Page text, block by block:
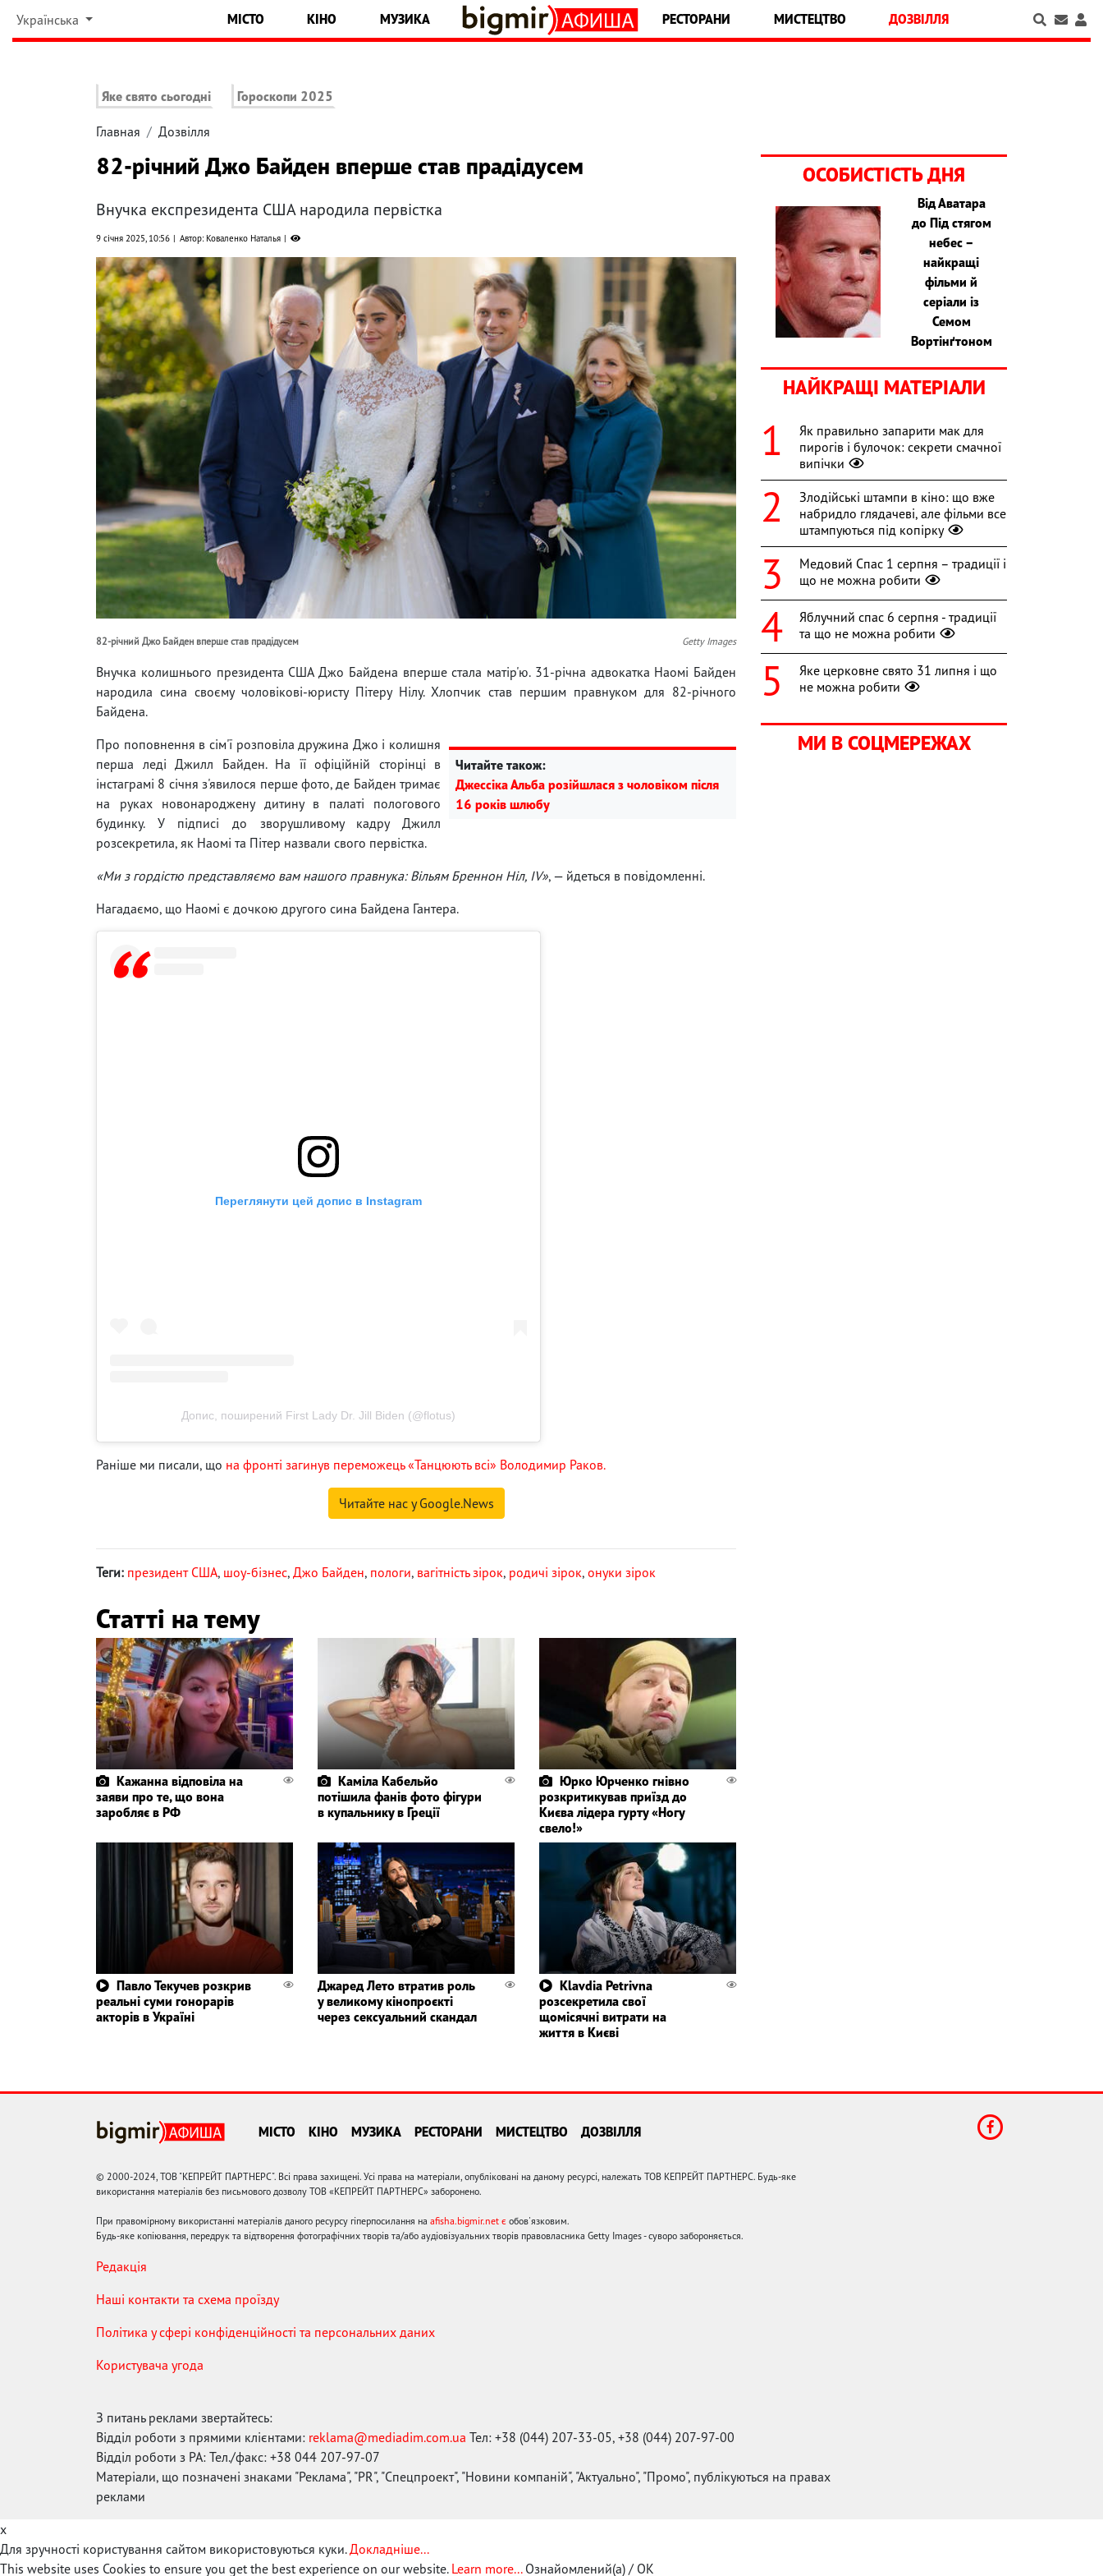
Українська МІСТО КІНО МУЗИКА РЕСТОРАНИ МИСТЕЦТВО ДОЗВІЛЛЯ
Яке свято сьогодні Гороскопи 2025
Главная Дозвілля
82-річний Джо Байден вперше став прадідусем
Внучка експрезидента США народила первістка
9 січня 2025, 10:56 Автор: Коваленко Наталья
82-річний Джо Байден вперше став прадідусем Getty Images
Внучка колишнього президента США Джо Байдена вперше стала матір'ю. 31-річна адвокатка Наомі Байден
народила сина своєму чоловікові-юристу Пітеру Нілу. Хлопчик став першим правнуком для 82-річного
Байдена.
Читайте також:
Джессіка Альба розійшлася з чоловіком після
16 років шлюбу
Про поповнення в сім'ї розповіла дружина Джо і колишня
перша леді Джилл Байден. На її офіційній сторінці в
інстаграмі 8 січня з'явилося перше фото, де Байден тримає
на руках новонароджену дитину в палаті пологового
будинку. У підписі до зворушливому кадру Джилл
розсекретила, як Наомі та Пітер назвали свого первістка.
«Ми з гордістю представляємо вам нашого правнука: Вільям Бреннон Ніл, IV», — йдеться в повідомленні.
Нагадаємо, що Наомі є дочкою другого сина Байдена Гантера.
Переглянути цей допис в Instagram
Допис, поширений First Lady Dr. Jill Biden (@flotus)
Раніше ми писали, що на фронті загинув переможець «Танцюють всі» Володимир Раков.
Читайте нас у Google.News
Теги: президент США, шоу-бізнес, Джо Байден, пологи, вагітність зірок, родичі зірок, онуки зірок
Статті на тему
Кажанна відповіла на
заяви про те, що вона
заробляє в РФ
Каміла Кабельйо
потішила фанів фото фігури
в купальнику в Греції
Юрко Юрченко гнівно
розкритикував приїзд до
Києва лідера гурту «Ногу
свело!»
Павло Текучев розкрив
реальні суми гонорарів
акторів в Україні
Джаред Лето втратив роль
у великому кінопроєкті
через сексуальний скандал
Klavdia Petrivna
розсекретила свої
щомісячні витрати на
життя в Києві
ОСОБИСТІСТЬ ДНЯ
Від Аватара
до Під стягом
небес –
найкращі
фільми й
серіали із
Семом
Вортінґтоном
НАЙКРАЩІ МАТЕРІАЛИ
Як правильно запарити мак для
пирогів і булочок: секрети смачної
випічки
Злодійські штампи в кіно: що вже
набридло глядачеві, але фільми все
штампуються під копірку
Медовий Спас 1 серпня – традиції і
що не можна робити
Яблучний спас 6 серпня - традиції
та що не можна робити
Яке церковне свято 31 липня і що
не можна робити
МИ В СОЦМЕРЕЖАХ
МІСТО КІНО МУЗИКА РЕСТОРАНИ МИСТЕЦТВО ДОЗВІЛЛЯ
© 2000-2024, ТОВ "КЕПРЕЙТ ПАРТНЕРС". Всі права захищені. Усі права на матеріали, опубліковані на даному ресурсі, належать ТОВ КЕПРЕЙТ ПАРТНЕРС. Будь-яке
використання матеріалів без письмового дозволу ТОВ «КЕПРЕЙТ ПАРТНЕРС» заборонено.
При правомірному використанні матеріалів даного ресурсу гіперпосилання на afisha.bigmir.net є обов'язковим.
Будь-яке копіювання, передрук та відтворення фотографічних творів та/або аудіовізуальних творів правовласника Getty Images - суворо забороняється.
Редакція
Наші контакти та схема проїзду
Політика у сфері конфіденційності та персональних даних
Користувача угода
З питань реклами звертайтесь:
Відділ роботи з прямими клієнтами: reklama@mediadim.com.ua Тел: +38 (044) 207-33-05, +38 (044) 207-97-00
Відділ роботи з РА: Тел./факс: +38 044 207-97-07
Матеріали, що позначені знаками "Реклама", "PR", "Спецпроект", "Новини компаній", "Актуально", "Промо", публікуються на правах
реклами
x
Для зручності користування сайтом використовуються куки.Докладніше...
This website uses Cookies to ensure you get the best experience on our website. Learn more... Ознайомлений(а) / OK